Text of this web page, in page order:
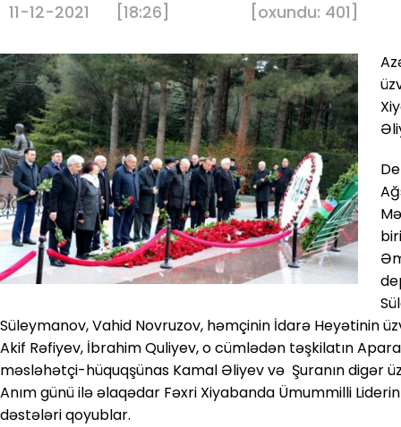
11-12-2021 [18:26] oxundu: 401
Süleymanov, Vahid Novruzov, həmçinin İdarə Heyətinin
Akif Rəfiyev, İbrahim Quliyev, o cümlədən təşkilatın
məsləhətçi-hüquqşünas Kamal Əliyev və Şuranın digər
Anım günü ilə əlaqədar Fəxri Xiyabanda Ümummilli
dəstələri qoyublar.